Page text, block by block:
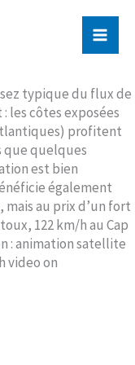
typique du flux de
les côtes exposées
profitent
que quelques
est bien
également
mais au prix d’un fort
122 km/h au Cap
: animation satellite
video on